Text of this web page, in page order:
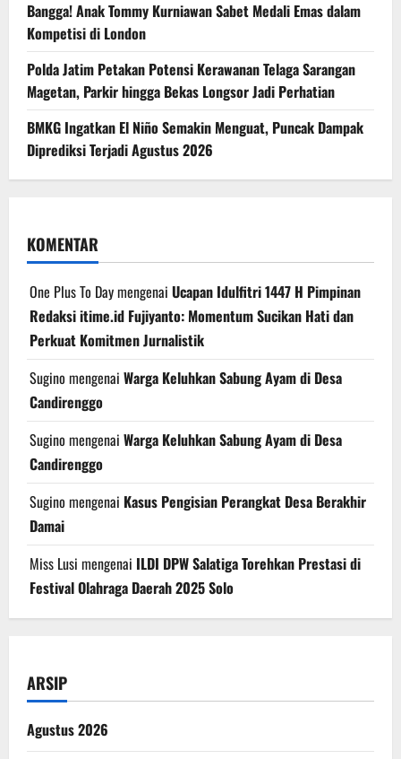
Bangga! Anak Tommy Kurniawan Sabet Medali Emas dalam
Kompetisi di London
Polda Jatim Petakan Potensi Kerawanan Telaga Sarangan
Magetan, Parkir hingga Bekas Longsor Jadi Perhatian
BMKG Ingatkan El Niño Semakin Menguat, Puncak Dampak
Diprediksi Terjadi Agustus 2026
KOMENTAR
One Plus To Daymengenai Ucapan Idulfitri 1447 H Pimpinan
Redaksi itime.id Fujiyanto: Momentum Sucikan Hati dan
Perkuat Komitmen Jurnalistik
Sugino mengenai Warga Keluhkan Sabung Ayam di Desa
Candirenggo
Sugino mengenai Warga Keluhkan Sabung Ayam di Desa
Candirenggo
Sugino mengenai Kasus Pengisian Perangkat Desa Berakhir
Damai
Miss Lusi mengenai ILDI DPW Salatiga Torehkan Prestasi di
Festival Olahraga Daerah 2025 Solo
ARSIP
Agustus 2026